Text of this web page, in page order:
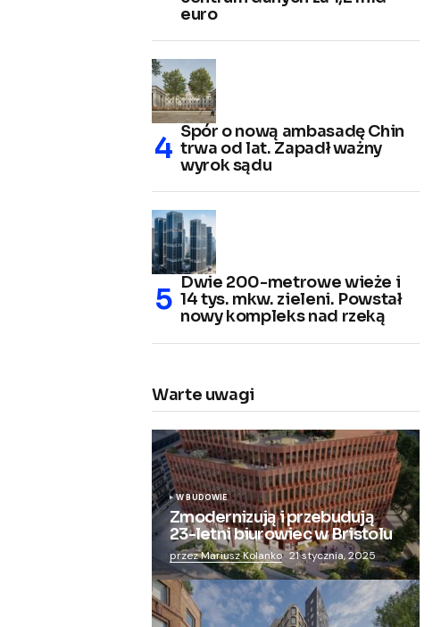
euro
Spór o nową ambasadę Chin
trwa od lat. Zapadł ważny
wyrok sądu
Dwie 200-metrowe wieże i
14 tys. mkw. zieleni. Powstał
nowy kompleks nad rzeką
Warte uwagi
W BUDOWIE
Zmodernizują i przebudują
23-letni biurowiec w Bristolu
przez Mariusz Kolanko 21 stycznia, 2025